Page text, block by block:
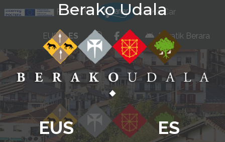
Berako Udala
EUS ES
POCTEFA KarKarCar
EUS ES whatsapp
facebook
instagram
Beratik Berara